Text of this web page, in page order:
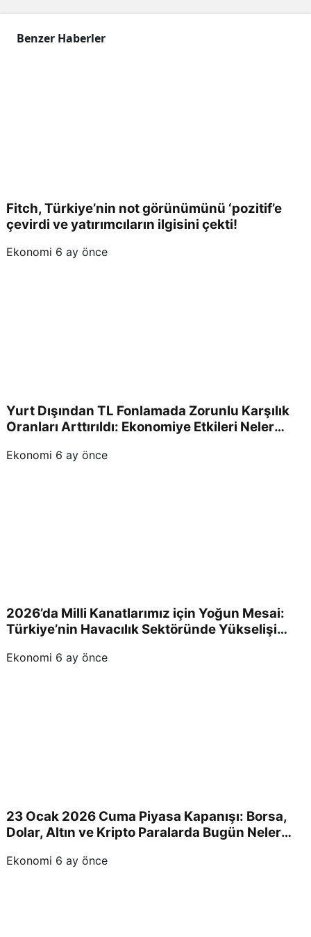
Benzer Haberler
Fitch, Türkiye’nin not görünümünü ‘pozitif’e
çevirdi ve yatırımcıların ilgisini çekti!
Ekonomi 6 ay önce
Yurt Dışından TL Fonlamada Zorunlu Karşılık
Oranları Arttırıldı: Ekonomiye Etkileri Neler
Ekonomi 6 ay önce
2026’da Milli Kanatlarımız için Yoğun Mesai:
Türkiye’nin Havacılık Sektöründe Yükselişi
Ekonomi 6 ay önce
23 Ocak 2026 Cuma Piyasa Kapanışı: Borsa,
Dolar, Altın ve Kripto Paralarda Bugün Neler
Ekonomi 6 ay önce